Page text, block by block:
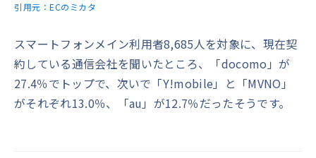
引用元：ECのミカタ
スマートフォンメイン利用者8,685人を対象に、現在契
約している通信会社を聞いたところ、「docomo」が
27.4％でトップで、次いで「Y!mobile」と「MVNO」
がそれぞれ13.0％、「au」が12.7％だったそうです。